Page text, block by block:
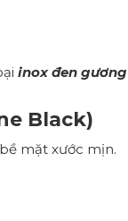
inox đen gương
Black)
mặt xước mịn.